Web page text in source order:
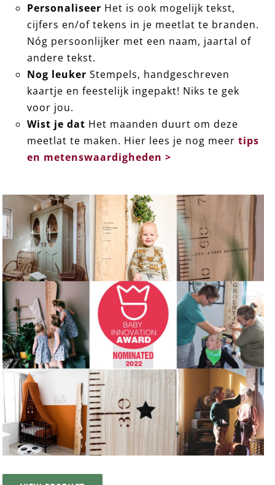
Personaliseer Het is ook mogelijk tekst,
cijfers en/of tekens in je meetlat te branden.
Nóg persoonlijker met een naam, jaartal of
andere tekst.
Nog leuker Stempels, handgeschreven
kaartje en feestelijk ingepakt! Niks te gek
voor jou.
Wist je dat Het maanden duurt om deze
meetlat te maken. Hier lees je nog meertips
en metenswaardigheden >